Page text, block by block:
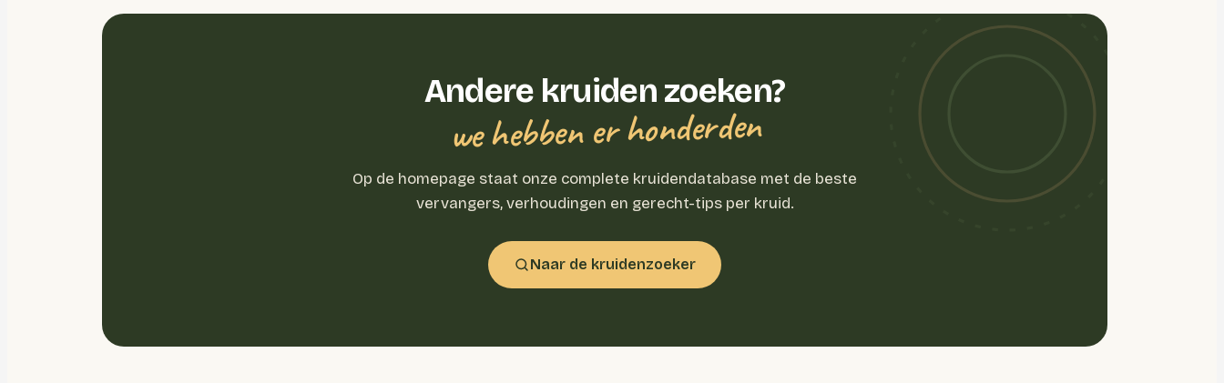
Andere kruiden zoeken?
we hebben er honderden
Op de homepage staat onze complete kruidendatabase met de beste
vervangers, verhoudingen en gerecht-tips per kruid.
Naar de kruidenzoeker